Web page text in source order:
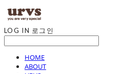
LOG IN 로그인
HOME
ABOUT